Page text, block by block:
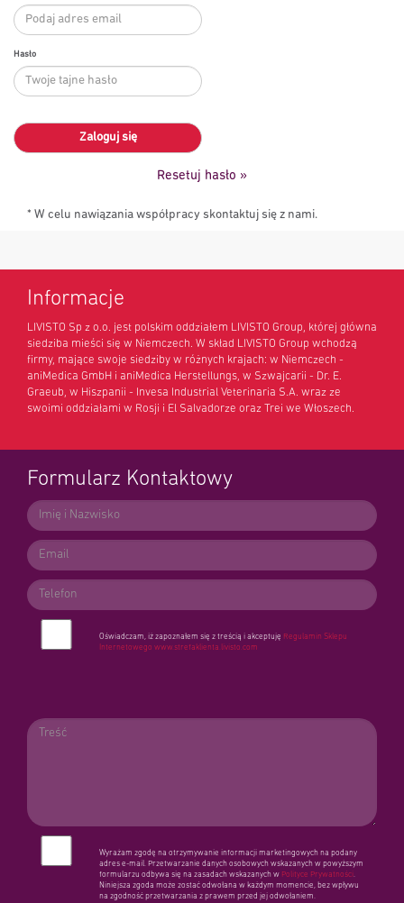
Hasło
Zaloguj się
Resetuj hasło »
* W celu nawiązania współpracy skontaktuj się z nami.
Informacje
LIVISTO Sp z o.o. jest polskim oddziałem LIVISTO Group, której główna
siedziba mieści się w Niemczech. W skład LIVISTO Group wchodzą
firmy, mające swoje siedziby w różnych krajach: w Niemczech -
aniMedica GmbH i aniMedica Herstellungs, w Szwajcarii - Dr. E.
Graeub, w Hiszpanii - Invesa Industrial Veterinaria S.A. wraz ze
swoimi oddziałami w Rosji i El Salvadorze oraz Trei we Włoszech.
Formularz Kontaktowy
Oświadczam, iż zapoznałem się z treścią i akceptuję Regulamin Sklepu
Internetowego www.strefaklienta.livisto.com
Wyrażam zgodę na otrzymywanie informacji marketingowych na podany
adres e-mail. Przetwarzanie danych osobowych wskazanych w powyższym
formularzu odbywa się na zasadach wskazanych w Polityce Prywatności.
Niniejsza zgoda może zostać odwołana w każdym momencie, bez wpływu
na zgodność przetwarzania z prawem przed jej odwołaniem.